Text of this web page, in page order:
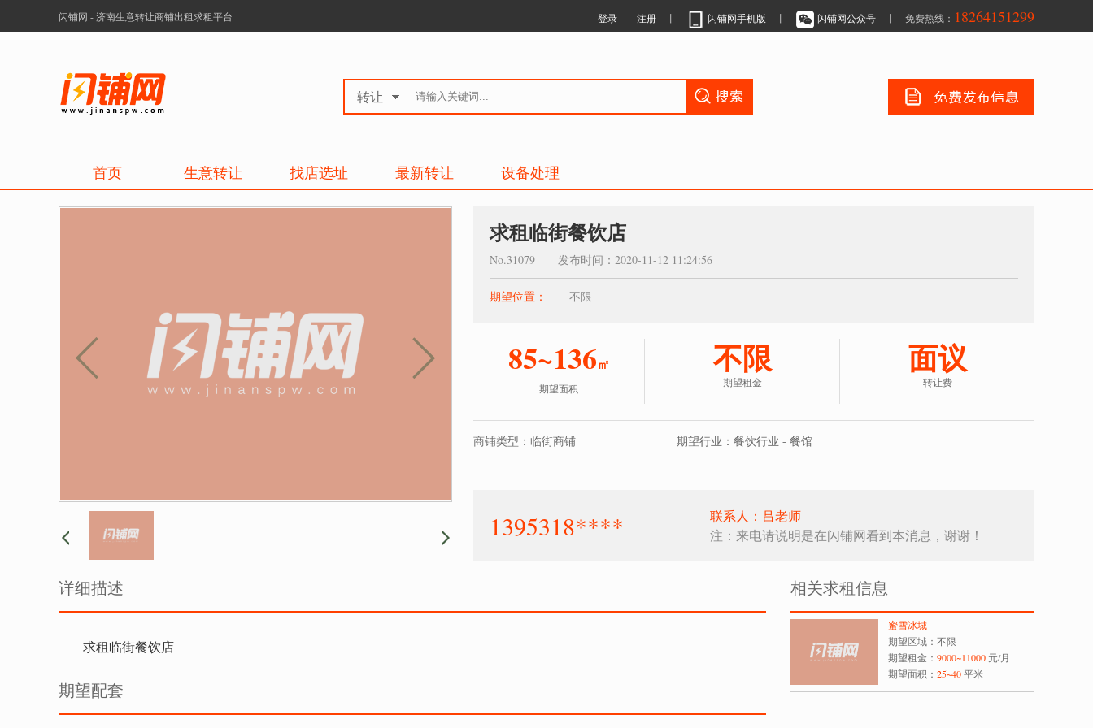
闪铺网 - 济南生意转让商铺出租求租平台 登录 注册 丨 闪铺网手机版 丨 闪铺网公众号 丨 免费热线： 18264151299
转让
首页 生意转让 找店选址 最新转让 设备处理
求租临街餐饮店
No.31079 发布时间：2020-11-12 11:24:56
期望位置： 不限
85~136㎡
期望面积
不限
期望租金
面议
转让费
商铺类型：临街商铺 期望行业：餐饮行业 - 餐馆
1395318****
联系人：吕老师
注：来电请说明是在闪铺网看到本消息，谢谢！
详细描述
求租临街餐饮店
期望配套
相关求租信息
蜜雪冰城
期望区域：不限
期望租金： 9000~11000 元/月
期望面积： 25~40平米